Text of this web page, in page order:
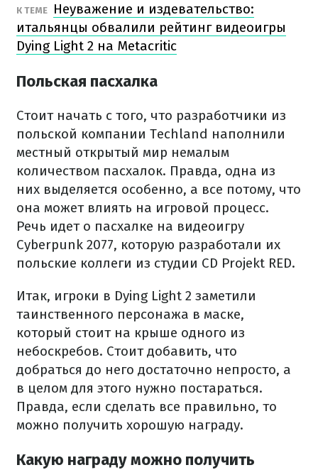
К ТЕМЕ
Неуважение и издевательство:
итальянцы обвалили рейтинг видеоигры
Dying Light 2 на Metacritic
Польская пасхалка
Стоит начать с того, что разработчики из
польской компании Techland наполнили
местный открытый мир немалым
количеством пасхалок. Правда, одна из
них выделяется особенно, а все потому, что
она может влиять на игровой процесс.
Речь идет о пасхалке на видеоигру
Cyberpunk 2077, которую разработали их
польские коллеги из студии CD Projekt RED.
Итак, игроки в Dying Light 2 заметили
таинственного персонажа в маске,
который стоит на крыше одного из
небоскребов. Стоит добавить, что
добраться до него достаточно непросто, а
в целом для этого нужно постараться.
Правда, если сделать все правильно, то
можно получить хорошую награду.
Какую награду можно получить